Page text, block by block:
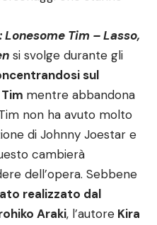
Tim – Lasso,
si svolge durante gli
sul
mentre abbandona
non ha avuto molto
di Johnny Joestar e
cambierà
dell’opera. Sebbene
realizzato dal
Araki, l’autore Kira